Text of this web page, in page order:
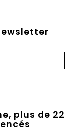
plus de 22